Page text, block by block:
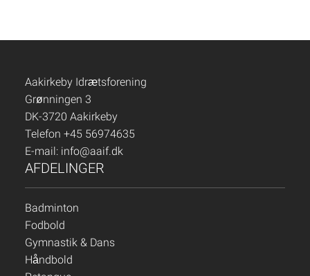
Aakirkeby Idrætsforening
Grønningen 3
DK-3720 Aakirkeby
Telefon +45 56974635
E-mail: info@aaif.dk
AFDELINGER
Badminton
Fodbold
Gymnastik & Dans
Håndbold